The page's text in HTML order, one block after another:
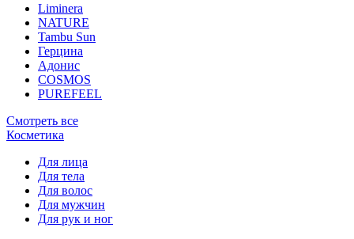
Liminera
NATURE
Tambu Sun
Герцина
Адонис
COSMOS
PUREFEEL
Смотреть все
Косметика
Для лица
Для тела
Для волос
Для мужчин
Для рук и ног